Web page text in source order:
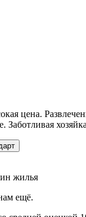
цена.
Заботливая
жилья
ещё.